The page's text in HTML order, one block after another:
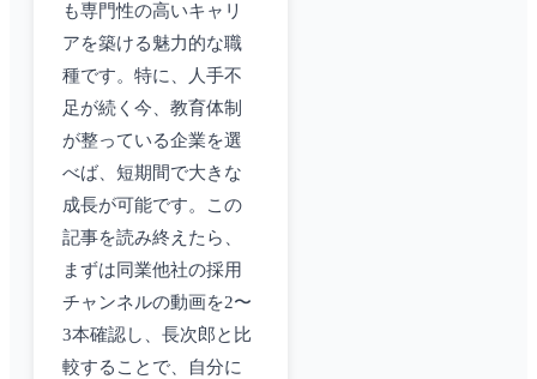
も専門性の高いキャリ
アを築ける魅力的な職
種です。特に、人手不
足が続く今、教育体制
が整っている企業を選
べば、短期間で大きな
成長が可能です。この
記事を読み終えたら、
まずは同業他社の採用
チャンネルの動画を2〜
3本確認し、長次郎と比
較することで、自分に